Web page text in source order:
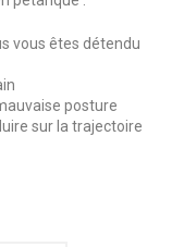
vous êtes détendu
posture
sur la trajectoire